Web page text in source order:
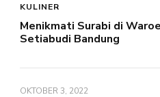
KULINER
Menikmati Surabi di
Setiabudi Bandung
OKTOBER 3, 2022